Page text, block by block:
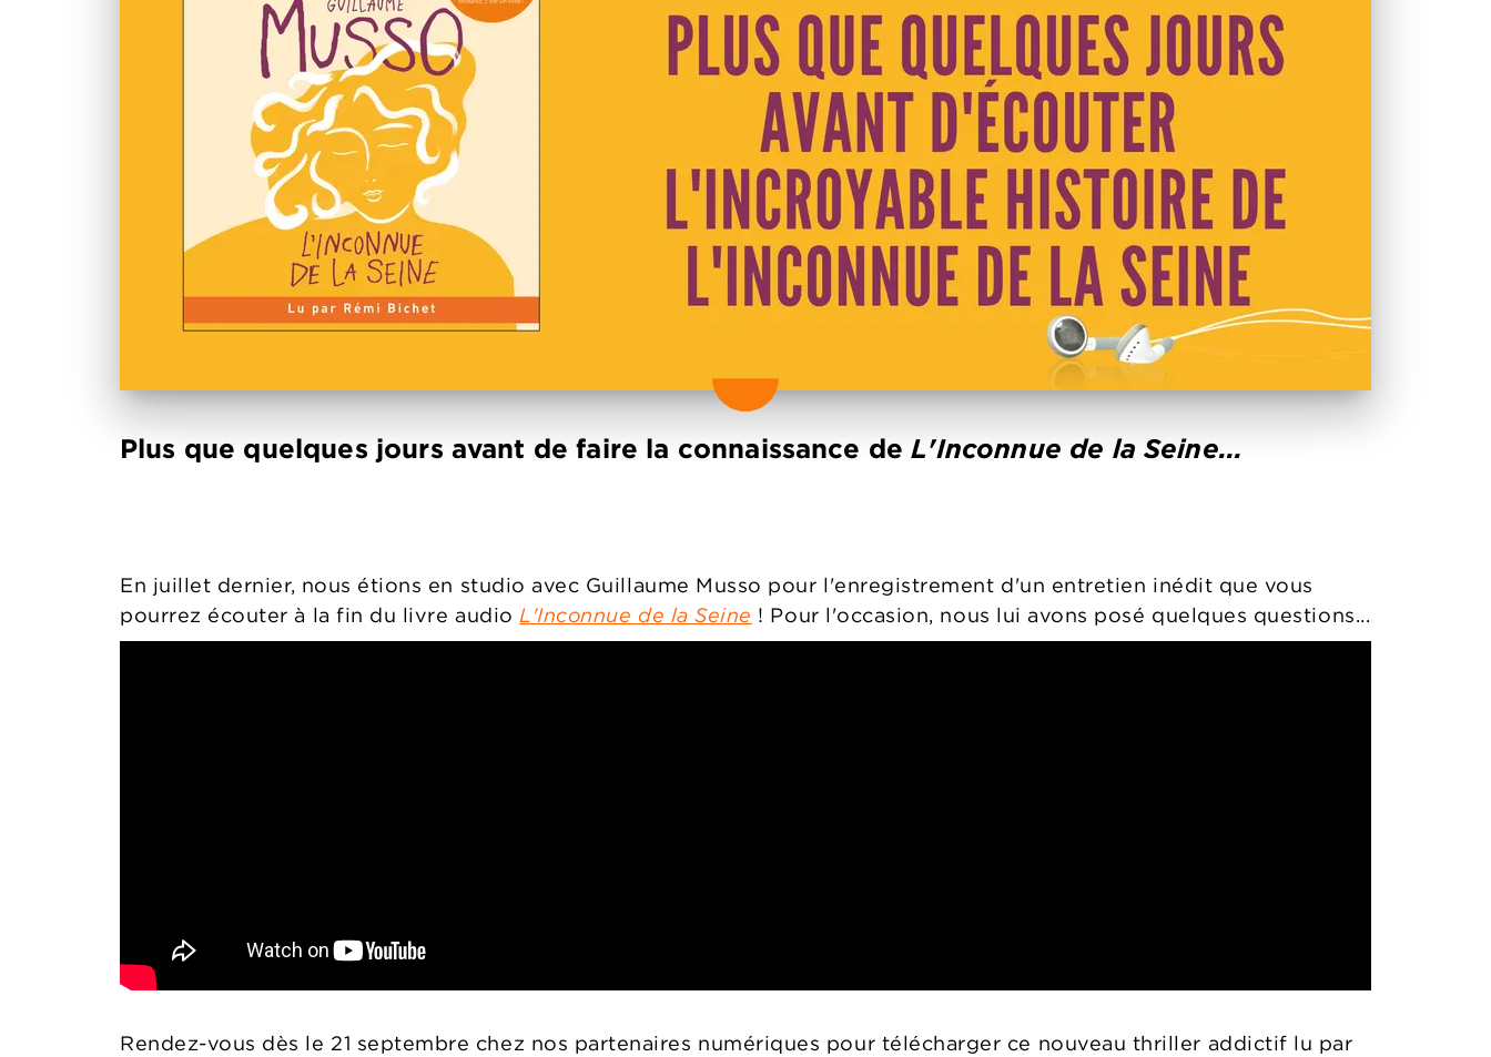
Plus que quelques jours avant de faire la connaissance deL'Inconnue de la Seine...
En juillet dernier, nous étions en studio avec Guillaume Musso pour l'enregistrement d'un entretien inédit que vous
pourrez écouter à la fin du livre audioL'Inconnue de la Seine ! Pour l'occasion, nous lui avons posé quelques questions...
Rendez-vous dès le 21 septembre chez nos partenaires numériques pour télécharger ce nouveau thriller addictif lu par